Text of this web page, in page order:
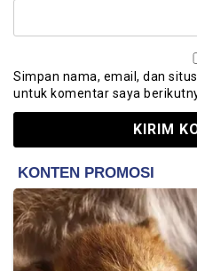
Simpan nama, email, dan
untuk komentar saya